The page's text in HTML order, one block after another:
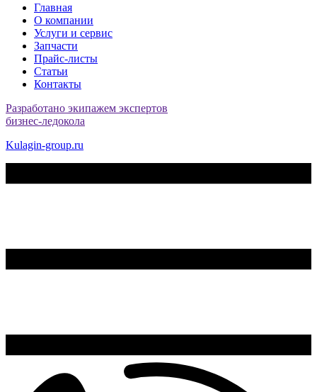
Главная
О компании
Услуги и сервис
Запчасти
Прайс-листы
Статьи
Контакты
Разработано экипажем экспертов
бизнес-ледокола
Kulagin-group.ru